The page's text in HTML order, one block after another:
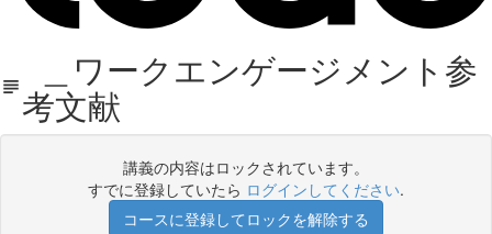
＿ワークエンゲージメント参
考文献
講義の内容はロックされています。
すでに登録していたら ログインしてください.
コースに登録してロックを解除する